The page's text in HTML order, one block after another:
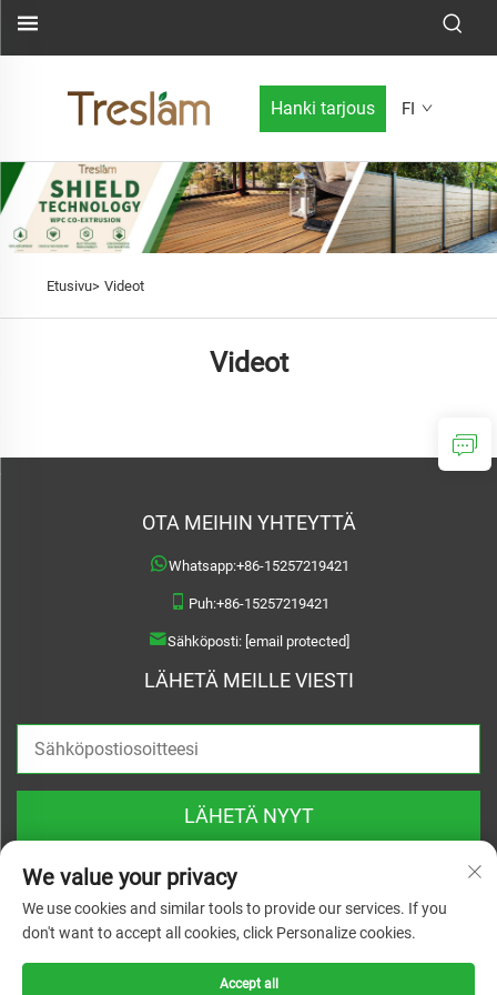
Hanki tarjous FI
Etusivu> Videot
Videot
OTA MEIHIN YHTEYTTÄ
Whatsapp:+86-15257219421
Puh:+86-15257219421
Sähköposti: [email protected]
LÄHETÄ MEILLE VIESTI
LÄHETÄ NYYT
Tietosuojakäytäntö
We value your privacy
We use cookies and similar tools to provide our services. If you
don't want to accept all cookies, click Personalize cookies.
Accept all